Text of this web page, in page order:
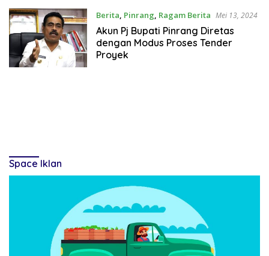
Berita, Pinrang, Ragam Berita Mei 13, 2024
Akun Pj Bupati Pinrang Diretas
dengan Modus Proses Tender
Proyek
Space Iklan